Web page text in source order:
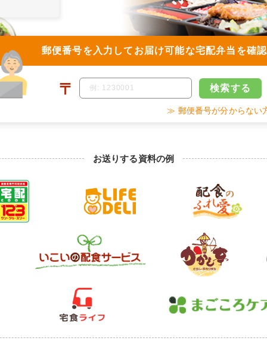
郵便番号を入力して お届け可能な宅配弁当を確認
〒 検索する
≫ 郵便番号が分からない
お送りする資料の例